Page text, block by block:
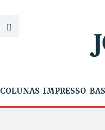
COLUNAS IMPRESSO